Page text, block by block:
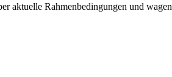
aktuelle Rahmenbedingungen und